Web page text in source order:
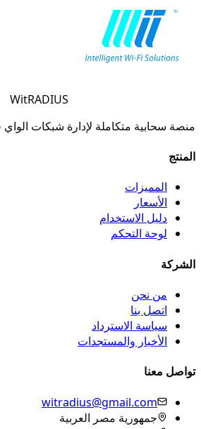
WitRADIUS
منصة سحابية متكاملة لإدارة شبكات الواي
المنتج
المميزات
الأسعار
دليل الاستخدام
لوحة التحكم
الشركة
من نحن
اتصل بنا
سياسة الاسترداد
الأخبار والمستجدات
تواصل معنا
witradius@gmail.com
جمهورية مصر العربية